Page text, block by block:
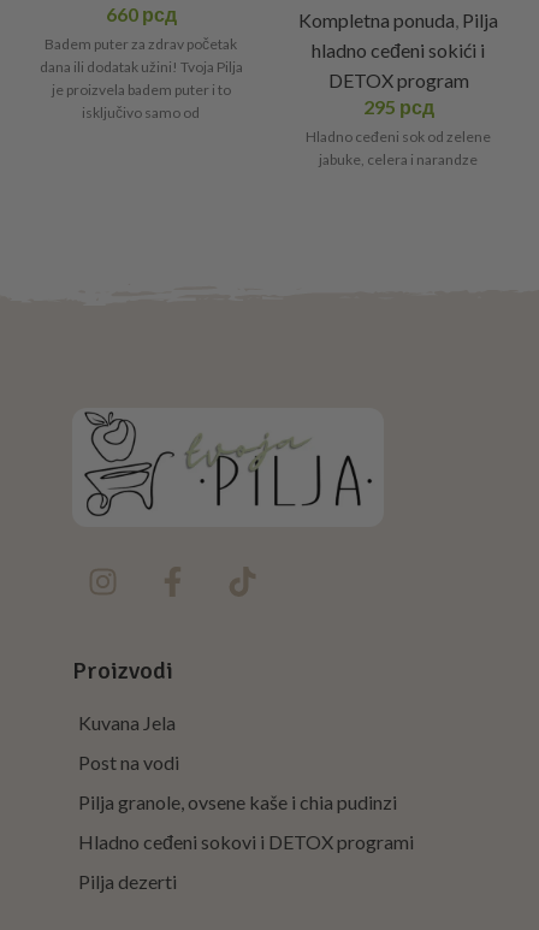
660 рсд
Badem puter za zdrav početak
dana ili dodatak užini! Tvoja Pilja
je proizvela badem puter i to
isključivo samo od
Kompletna ponuda, Pilja
hladno ceđeni sokići i
DETOX program
295 рсд
Hladno ceđeni sok od zelene
jabuke, celera i narandze
Proizvodi
Kuvana Jela
Post na vodi
Pilja granole, ovsene kaše i chia pudinzi
Hladno ceđeni sokovi i DETOX programi
Pilja dezerti